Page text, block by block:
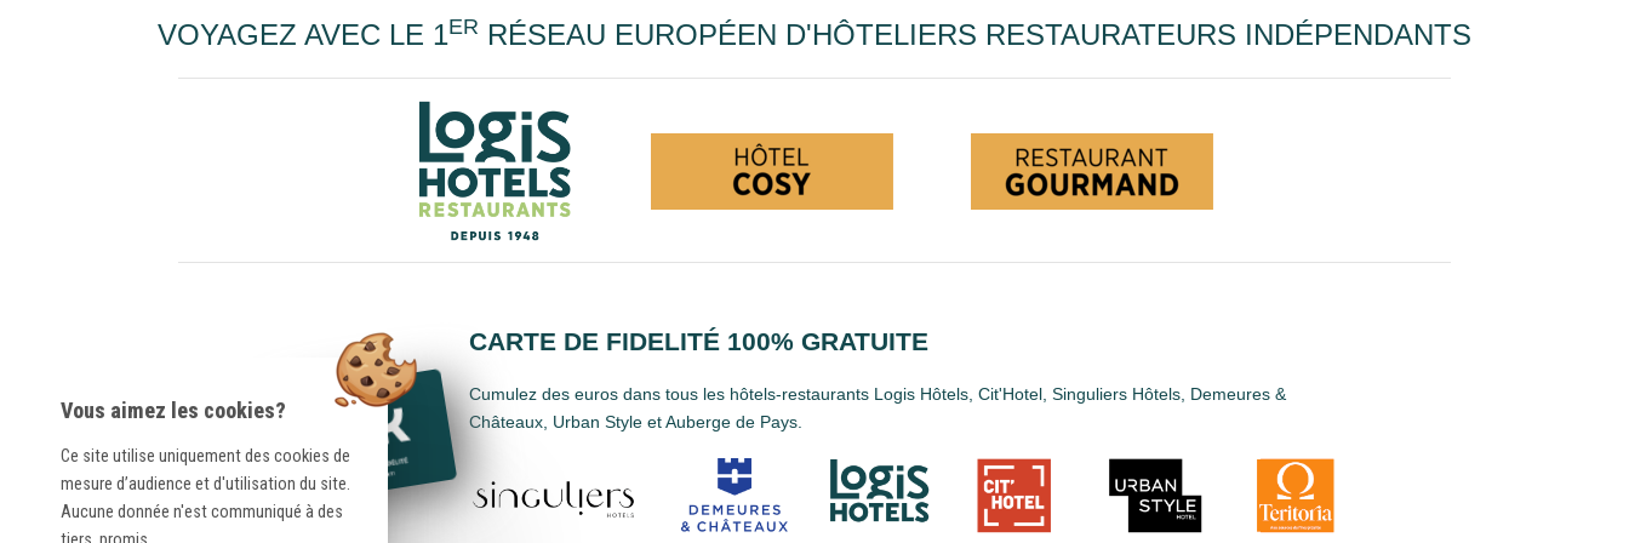
VOYAGEZ AVEC LE 1ER RÉSEAU EUROPÉEN D'HÔTELIERS RESTAURATEURS INDÉPENDANTS
CARTE DE FIDELITÉ 100% GRATUITE
Cumulez des euros dans tous les hôtels-restaurants Logis Hôtels, Cit'Hotel, Singuliers Hôtels, Demeures &
Châteaux, Urban Style et Auberge de Pays.
Vous aimez les cookies?
Ce site utilise uniquement des cookies de
mesure d’audience et d'utilisation du site.
Aucune donnée n'est communiqué à des